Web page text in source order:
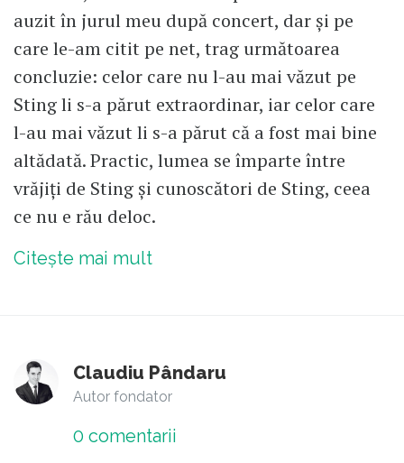
auzit în jurul meu după concert, dar și pe
care le-am citit pe net, trag următoarea
concluzie: celor care nu l-au mai văzut pe
Sting li s-a părut extraordinar, iar celor care
l-au mai văzut li s-a părut că a fost mai bine
altădată. Practic, lumea se împarte între
vrăjiți de Sting și cunoscători de Sting, ceea
ce nu e rău deloc.
Citește mai mult
Claudiu Pândaru
Autor fondator
0 comentarii